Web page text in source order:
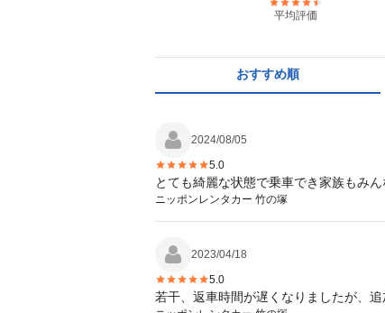
平均評価
おすすめ順
2024/08/05
5.0
とても綺麗な状態で乗車でき家族もみ
ニッポンレンタカー 竹の塚
2023/04/18
5.0
若干、返車時間が遅くなりましたが、追